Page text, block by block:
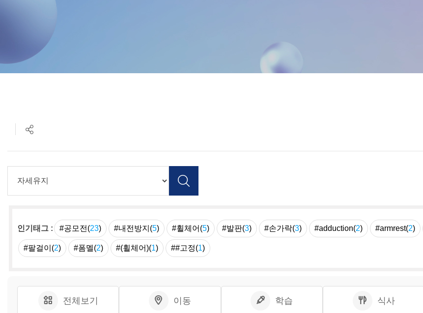
인기태그 : #공모전(23) #내전방지(5) #휠체어(5) #발판(3) #손가락(3) #adduction(2) #armrest(2)
#팔걸이(2) #폼멜(2) #(휠체어)(1) ##고정(1)
전체보기 이동 학습 식사